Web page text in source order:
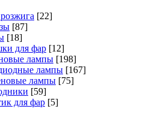
[22]
[87]
[18]
для фар [12]
лампы [198]
лампы [167]
лампы [75]
[59]
для фар [5]